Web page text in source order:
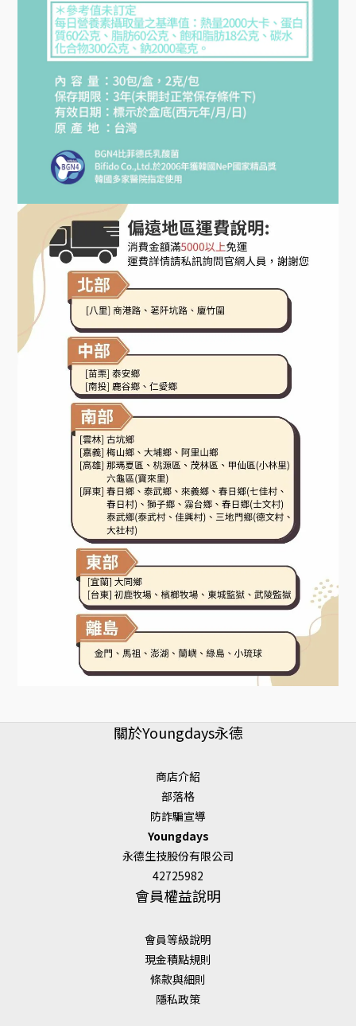
關於Youngdays永德
商店介紹
部落格
防詐騙宣導
Youngdays
永德生技股份有限公司
42725982
會員權益說明
會員等級說明
現金積點規則
條款與細則
隱私政策